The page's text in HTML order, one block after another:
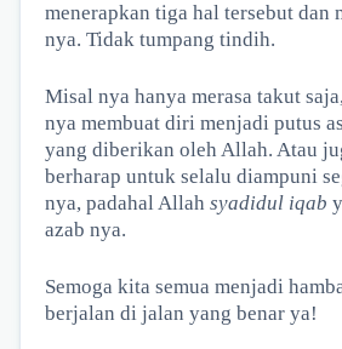
menerapkan tiga hal tersebut dan
nya. Tidak tumpang tindih.
Misal nya hanya merasa takut
nya membuat diri menjadi putus
yang diberikan oleh Allah. Atau
berharap untuk selalu diampuni
nya, padahal Allah syadidul iqab
azab nya.
Semoga kita semua menjadi
berjalan di jalan yang benar ya!